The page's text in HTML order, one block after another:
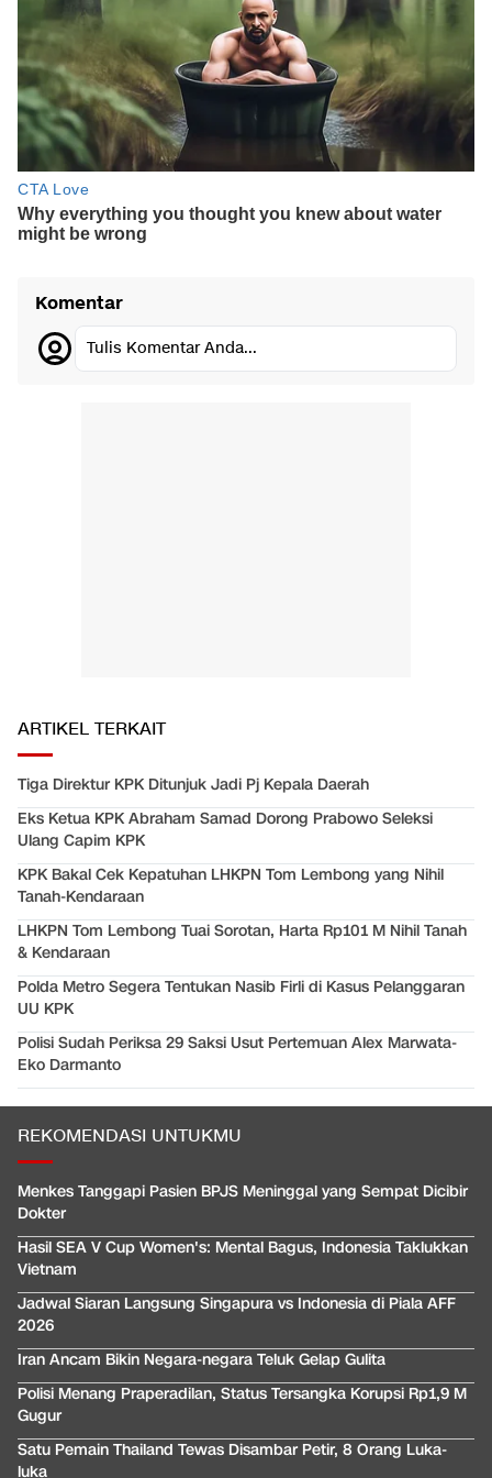
Komentar
Tulis Komentar Anda...
ARTIKEL TERKAIT
Tiga Direktur KPK Ditunjuk Jadi Pj Kepala Daerah
Eks Ketua KPK Abraham Samad Dorong Prabowo Seleksi
Ulang Capim KPK
KPK Bakal Cek Kepatuhan LHKPN Tom Lembong yang Nihil
Tanah-Kendaraan
LHKPN Tom Lembong Tuai Sorotan, Harta Rp101 M Nihil Tanah
& Kendaraan
Polda Metro Segera Tentukan Nasib Firli di Kasus Pelanggaran
UU KPK
Polisi Sudah Periksa 29 Saksi Usut Pertemuan Alex Marwata-
Eko Darmanto
REKOMENDASI UNTUKMU
Menkes Tanggapi Pasien BPJS Meninggal yang Sempat Dicibir
Dokter
Hasil SEA V Cup Women's: Mental Bagus, Indonesia Taklukkan
Vietnam
Jadwal Siaran Langsung Singapura vs Indonesia di Piala AFF
2026
Iran Ancam Bikin Negara-negara Teluk Gelap Gulita
Polisi Menang Praperadilan, Status Tersangka Korupsi Rp1,9 M
Gugur
Satu Pemain Thailand Tewas Disambar Petir, 8 Orang Luka-
luka